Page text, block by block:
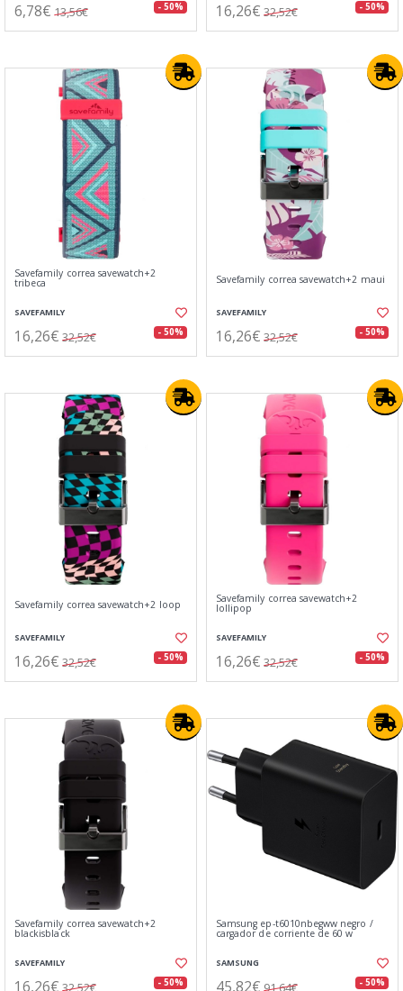
6,78€ 13,56€ - 50% 16,26€ 32,52€ - 50%
Savefamily correa savewatch+2
tribeca
SAVEFAMILY
16,26€ 32,52€ - 50%
Savefamily correa savewatch+2 maui
SAVEFAMILY
16,26€ 32,52€ - 50%
Savefamily correa savewatch+2 loop
SAVEFAMILY
16,26€ 32,52€ - 50%
Savefamily correa savewatch+2
lollipop
SAVEFAMILY
16,26€ 32,52€ - 50%
Savefamily correa savewatch+2
blackisblack
SAVEFAMILY
16,26€ 32,52€ - 50%
Samsung ep-t6010nbegww negro /
cargador de corriente de 60 w
SAMSUNG
45,82€ 91,64€ - 50%